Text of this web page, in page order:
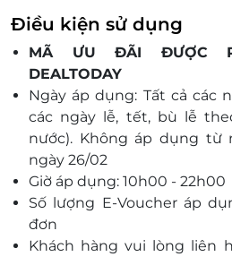
Tầng 4, Lô số L4-18, Trung tâm
Plaza, 910A Ngô Quyền, An Hải
Nẵng
Hải Phòng
Lô L3 - 05 Tầng L3, Trung Tâm
Mega Mall Royal Island thuộc
Khu Trung Tâm Giải Trí, nhà ở
đảo Vũ Yên, Phường Thuỷ
Không gian kết hợp giữa
đại của Thái Lan, Thai
khách hàng một không
màu sắc để tận hưởng bữa
Cùng phong cách phục vụ
cảm thấy hài lòng và thoải
Điều kiện sử dụng
MÃ ƯU ĐÃI ĐƯỢC
DEALTODAY
Ngày áp dụng: Tất cả các
các ngày lễ, tết, bù lễ
nước). Không áp dụng từ
ngày 26/02
Giờ áp dụng: 10h00 - 22h00
Số lượng E-Voucher áp
đơn
Khách hàng vui lòng liên